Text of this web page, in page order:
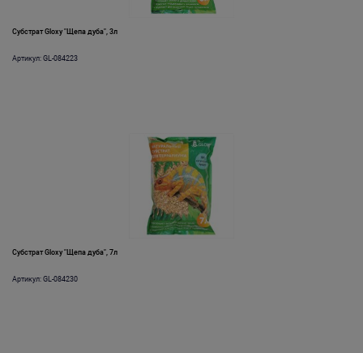
Субстрат Gloxy "Щепа дуба", 3л
Артикул: GL-084223
Субстрат Gloxy "Щепа дуба", 7л
Артикул: GL-084230